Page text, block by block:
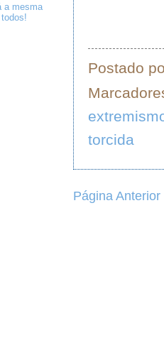
Postado
torcida
Página Anterior
a mesma